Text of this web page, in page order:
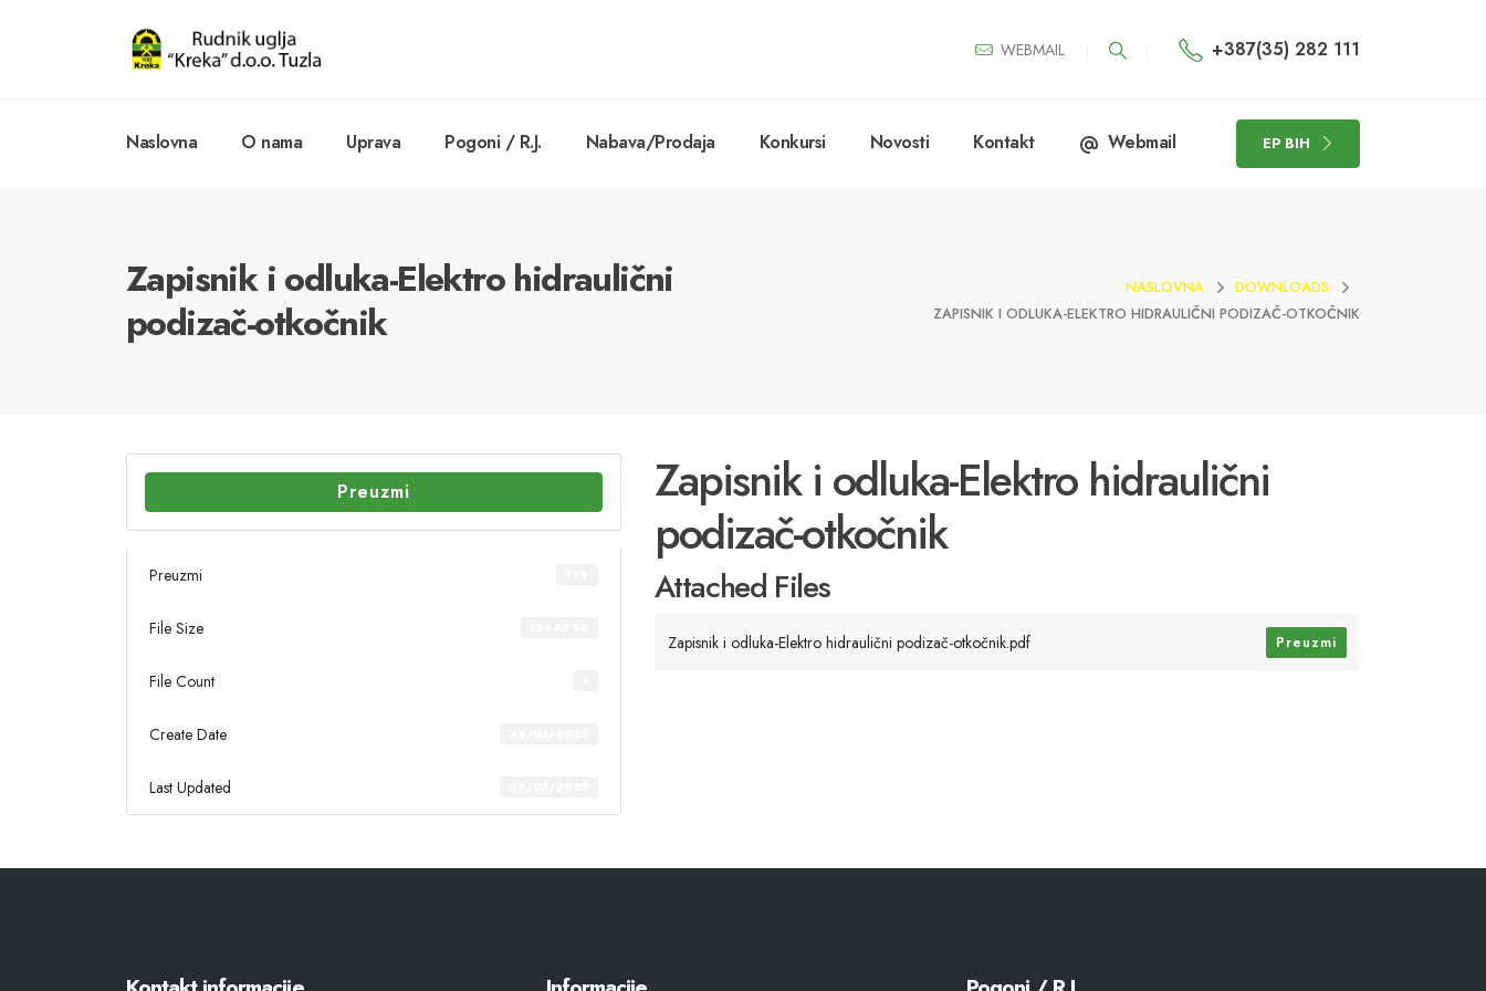
WEBMAIL +387(35) 282 111
Naslovna O nama Uprava Pogoni / R.J. Nabava/Prodaja Konkursi Novosti Kontakt Webmail EP BIH
Zapisnik i odluka-Elektro hidraulični
podizač-otkočnik
NASLOVNA
DOWNLOADS
ZAPISNIK I ODLUKA-ELEKTRO HIDRAULIČNI PODIZAČ-OTKOČNIK
Preuzmi
Preuzmi
File Size
File Count
Create Date
Last Updated
Zapisnik i odluka-Elektro hidraulični
podizač-otkočnik
Attached Files
Zapisnik i odluka-Elektro hidraulični podizač-otkočnik.pdf Preuzmi